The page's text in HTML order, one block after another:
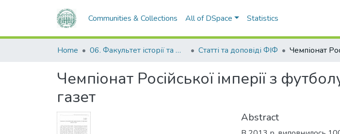
Communities & Collections All of DSpace Statistics
Home 06. Факультет історії та філософії Статті та доповіді ФІФ
Чемпіонат Російської імперії з
газет
Abstract